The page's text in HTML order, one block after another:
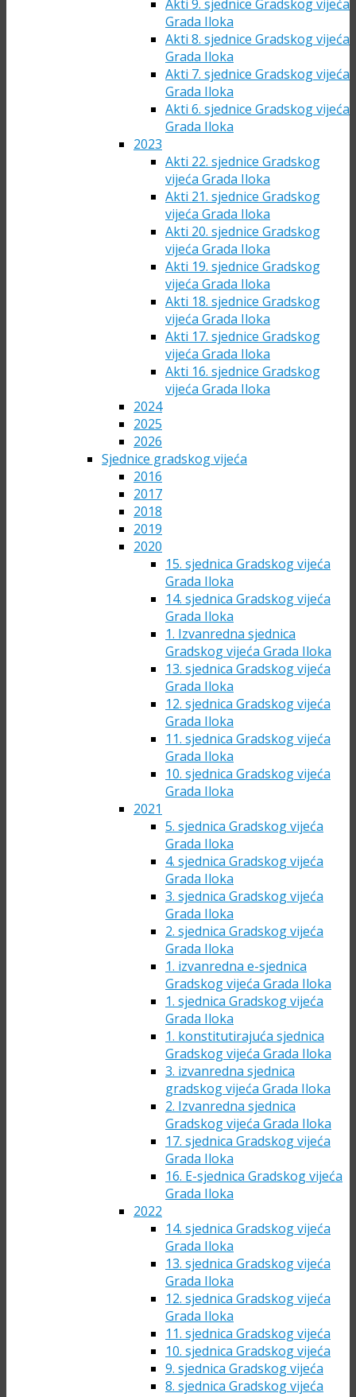
Akti 9. sjednice Gradskog vijeća
Grada Iloka
Akti 8. sjednice Gradskog vijeća
Grada Iloka
Akti 7. sjednice Gradskog vijeća
Grada Iloka
Akti 6. sjednice Gradskog vijeća
Grada Iloka
2023
Akti 22. sjednice Gradskog
vijeća Grada Iloka
Akti 21. sjednice Gradskog
vijeća Grada Iloka
Akti 20. sjednice Gradskog
vijeća Grada Iloka
Akti 19. sjednice Gradskog
vijeća Grada Iloka
Akti 18. sjednice Gradskog
vijeća Grada Iloka
Akti 17. sjednice Gradskog
vijeća Grada Iloka
Akti 16. sjednice Gradskog
vijeća Grada Iloka
2024
2025
2026
Sjednice gradskog vijeća
2016
2017
2018
2019
2020
15. sjednica Gradskog vijeća
Grada Iloka
14. sjednica Gradskog vijeća
Grada Iloka
1. Izvanredna sjednica
Gradskog vijeća Grada Iloka
13. sjednica Gradskog vijeća
Grada Iloka
12. sjednica Gradskog vijeća
Grada Iloka
11. sjednica Gradskog vijeća
Grada Iloka
10. sjednica Gradskog vijeća
Grada Iloka
2021
5. sjednica Gradskog vijeća
Grada Iloka
4. sjednica Gradskog vijeća
Grada Iloka
3. sjednica Gradskog vijeća
Grada Iloka
2. sjednica Gradskog vijeća
Grada Iloka
1. izvanredna e-sjednica
Gradskog vijeća Grada Iloka
1. sjednica Gradskog vijeća
Grada Iloka
1. konstitutirajuća sjednica
Gradskog vijeća Grada Iloka
3. izvanredna sjednica
gradskog vijeća Grada Iloka
2. Izvanredna sjednica
Gradskog vijeća Grada Iloka
17. sjednica Gradskog vijeća
Grada Iloka
16. E-sjednica Gradskog vijeća
Grada Iloka
2022
14. sjednica Gradskog vijeća
Grada Iloka
13. sjednica Gradskog vijeća
Grada Iloka
12. sjednica Gradskog vijeća
Grada Iloka
11. sjednica Gradskog vijeća
10. sjednica Gradskog vijeća
9. sjednica Gradskog vijeća
8. sjednica Gradskog vijeća